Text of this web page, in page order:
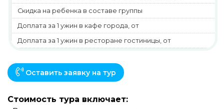
Скидка на ребенка в составе группы
Доплата за 1 ужин в кафе города, от
Доплата за 1 ужин в ресторане гостиницы, от
Оставить заявку на тур
Стоимость тура включает: